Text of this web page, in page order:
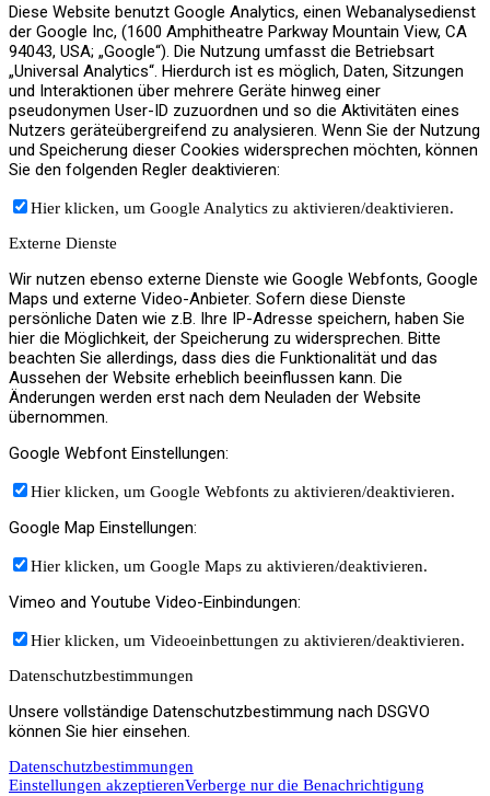
Diese Website benutzt Google Analytics, einen Webanalysedienst
der Google Inc, (1600 Amphitheatre Parkway Mountain View, CA
94043, USA; „Google“). Die Nutzung umfasst die Betriebsart
„Universal Analytics“. Hierdurch ist es möglich, Daten, Sitzungen
und Interaktionen über mehrere Geräte hinweg einer
pseudonymen User-ID zuzuordnen und so die Aktivitäten eines
Nutzers geräteübergreifend zu analysieren. Wenn Sie der Nutzung
und Speicherung dieser Cookies widersprechen möchten, können
Sie den folgenden Regler deaktivieren:
Hier klicken, um Google Analytics zu aktivieren/deaktivieren.
Externe Dienste
Wir nutzen ebenso externe Dienste wie Google Webfonts, Google
Maps und externe Video-Anbieter. Sofern diese Dienste
persönliche Daten wie z.B. Ihre IP-Adresse speichern, haben Sie
hier die Möglichkeit, der Speicherung zu widersprechen. Bitte
beachten Sie allerdings, dass dies die Funktionalität und das
Aussehen der Website erheblich beeinflussen kann. Die
Änderungen werden erst nach dem Neuladen der Website
übernommen.
Google Webfont Einstellungen:
Hier klicken, um Google Webfonts zu aktivieren/deaktivieren.
Google Map Einstellungen:
Hier klicken, um Google Maps zu aktivieren/deaktivieren.
Vimeo and Youtube Video-Einbindungen:
Hier klicken, um Videoeinbettungen zu aktivieren/deaktivieren.
Datenschutzbestimmungen
Unsere vollständige Datenschutzbestimmung nach DSGVO
können Sie hier einsehen.
Datenschutzbestimmungen
Einstellungen akzeptierenVerberge nur die Benachrichtigung